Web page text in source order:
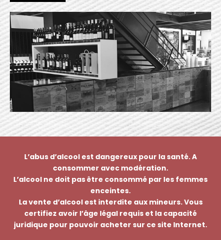
L’abus d’alcool est dangereux pour la santé. A
consommer avec modération.
L’alcool ne doit pas être consommé par les femmes
enceintes.
La vente d’alcool est interdite aux mineurs. Vous
certifiez avoir l’âge légal requis et la capacité
juridique pour pouvoir acheter sur ce site Internet.